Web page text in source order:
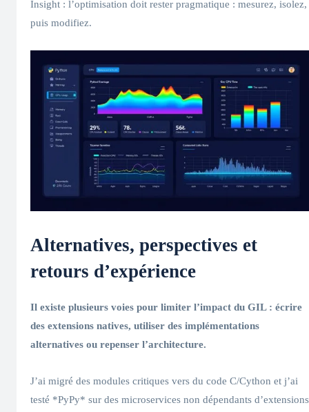
Insight : l’optimisation doit rester pragmatique : mesurez, isolez,
puis modifiez.
Alternatives, perspectives et
retours d’expérience
Il existe plusieurs voies pour limiter l’impact du GIL: écrire
des extensions natives, utiliser des implémentations
alternatives ou repenser l’architecture.
J’ai migré des modules critiques vers du code C/Cython et j’ai
testé *PyPy* sur des microservices non dépendants d’extensions